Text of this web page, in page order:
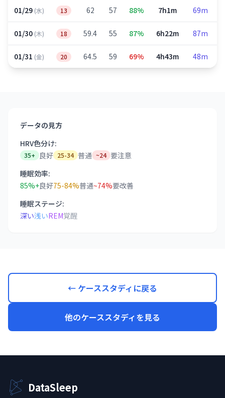
01/29(水) 13 62 57 88% 7h1m 69m
01/30(木) 18 59.4 55 87% 6h22m 87m
01/31 (金) 20 64.5 59 69% 4h43m 48m
データの見方
HRV色分け:
35+ 良好 25-34 普通 ~24 要注意
睡眠効率:
85%+良好75-84%普通~74%要改善
睡眠ステージ:
深い浅いREM覚醒
← ケーススタディに戻る
他のケーススタディを見る
DataSleep